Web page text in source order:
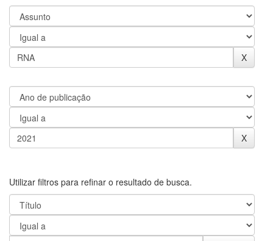
Utilizar filtros para refinar o resultado de busca.